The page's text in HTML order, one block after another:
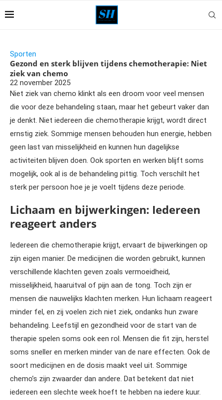
Sporten
Gezond en sterk blijven tijdens chemotherapie: Niet
ziek van chemo
22 november 2025
Niet ziek van chemo klinkt als een droom voor veel mensen
die voor deze behandeling staan, maar het gebeurt vaker dan
je denkt. Niet iedereen die chemotherapie krijgt, wordt direct
ernstig ziek. Sommige mensen behouden hun energie, hebben
geen last van misselijkheid en kunnen hun dagelijkse
activiteiten blijven doen. Ook sporten en werken blijft soms
mogelijk, ook al is de behandeling pittig. Toch verschilt het
sterk per persoon hoe je je voelt tijdens deze periode.
Lichaam en bijwerkingen: Iedereen
reageert anders
Iedereen die chemotherapie krijgt, ervaart de bijwerkingen op
zijn eigen manier. De medicijnen die worden gebruikt, kunnen
verschillende klachten geven zoals vermoeidheid,
misselijkheid, haaruitval of pijn aan de tong. Toch zijn er
mensen die nauwelijks klachten merken. Hun lichaam reageert
minder fel, en zij voelen zich niet ziek, ondanks hun zware
behandeling. Leefstijl en gezondheid voor de start van de
therapie spelen soms ook een rol. Mensen die fit zijn, herstel
soms sneller en merken minder van de nare effecten. Ook de
soort medicijnen en de dosis maakt veel uit. Sommige
chemo’s zijn zwaarder dan andere. Dat betekent dat niet
iedereen een slechte week hoeft te hebben na iedere kuur.